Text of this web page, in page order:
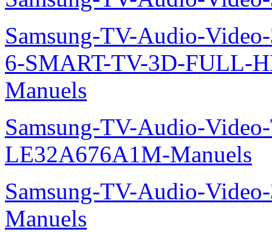
Samsung-TV-Audio-
6-SMART-TV-3D-FULL-
Manuels
Samsung-TV-Audio-
LE32A676A1M-Manuels
Samsung-TV-Audio-
Manuels